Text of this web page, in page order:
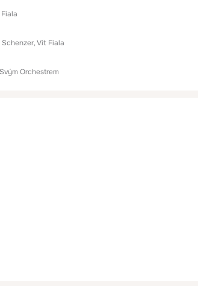
Vít Fiala
Orchestrem